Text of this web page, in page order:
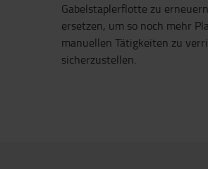
Gabelstaplerflotte zu
ersetzen, um so noch mehr
manuellen Tätigkeiten zu
sicherzustellen.